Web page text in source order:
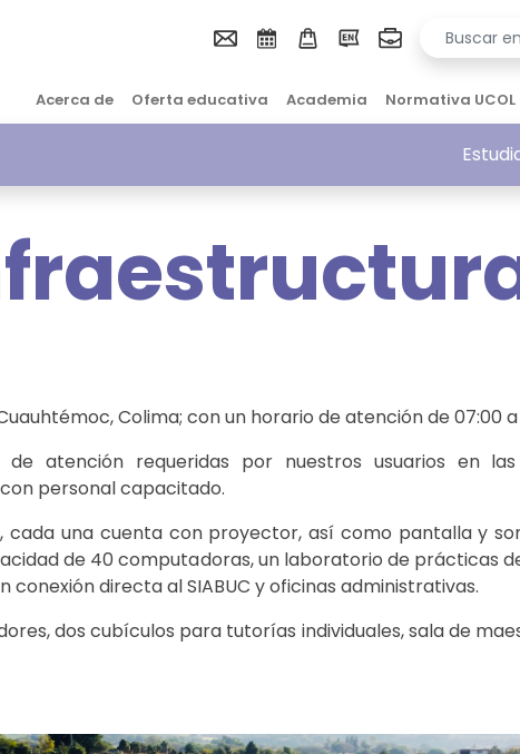
Acerca de Oferta educativa Academia Normativa UCOL
Colima; con un horario de atención de 07:00 a
atención requeridas por nuestros usuarios en las
personal capacitado.
cada una cuenta con proyector, así como pantalla y
de 40 computadoras, un laboratorio de prácticas
directa al SIABUC y oficinas administrativas.
dos cubículos para tutorías individuales, sala de